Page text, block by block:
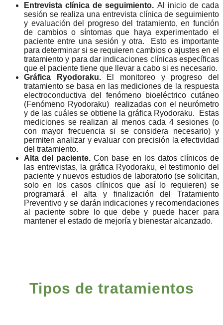
Entrevista clínica de seguimiento. Al inicio de cada
sesión se realiza una entrevista clínica de seguimiento
y evaluación del progreso del tratamiento, en función
de cambios o síntomas que haya experimentado el
paciente entre una sesión y otra. Esto es importante
para determinar si se requieren cambios o ajustes en el
tratamiento y para dar indicaciones clínicas específicas
que el paciente tiene que llevar a cabo si es necesario.
Gráfica Ryodoraku.El monitoreo y progreso del
tratamiento se basa en las mediciones de la respuesta
electroconductiva del fenómeno bioeléctrico cutáneo
(Fenómeno Ryodoraku) realizadas con el neurómetro
y de las cuáles se obtiene la gráfica Ryodoraku. Estas
mediciones se realizan al menos cada 4 sesiones (o
con mayor frecuencia si se considera necesario) y
permiten analizar y evaluar con precisión la efectividad
del tratamiento.
Alta del paciente. Con base en los datos clínicos de
las entrevistas, la gráfica Ryodoraku, el testimonio del
paciente y nuevos estudios de laboratorio (se solicitan,
solo en los casos clínicos que así lo requieren) se
programará el alta y finalización del Tratamiento
Preventivo y se darán indicaciones y recomendaciones
al paciente sobre lo que debe y puede hacer para
mantener el estado de mejoría y bienestar alcanzado.
Tipos de tratamientos